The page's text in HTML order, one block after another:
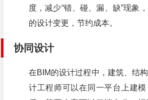
度，减少“错、碰、漏、缺”现象
的设计变更，节约成本。
协同设计
在BIM的设计过程中，建筑、结
计工程师可以在同一平台上建